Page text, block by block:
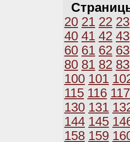
20 21 22 23
40 41 42 43
60 61 62 63
80 81 82 83
100 101
115 116 117
130 131
144 145
158 159